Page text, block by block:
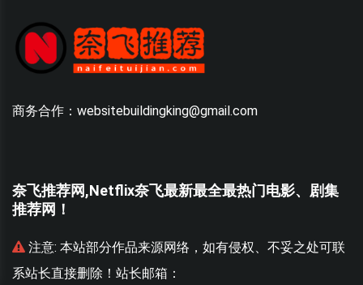
商务合作：websitebuildingking@gmail.com
奈飞推荐网,Netflix奈飞最新最全最热门电影、剧集
推荐网！
注意: 本站部分作品来源网络，如有侵权、不妥之处可联
系站长直接删除！站长邮箱：